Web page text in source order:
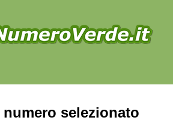
numero selezionato